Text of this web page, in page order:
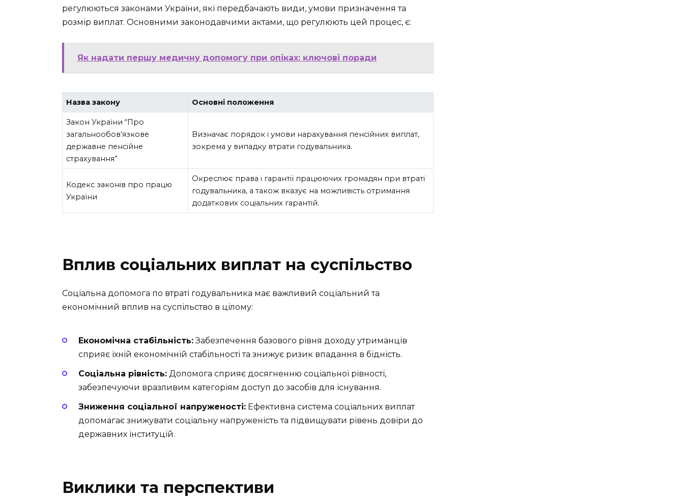
регулюються законами України, які передбачають види, умови призначення та
розмір виплат. Основними законодавчими актами, що регулюють цей процес, є:
Як надати першу медичну допомогу при опіках: ключові поради
Назва закону Основні положення
Закон України “Про
загальнообов’язкове
державне пенсійне
страхування”
Визначає порядок і умови нарахування пенсійних виплат,
зокрема у випадку втрати годувальника.
Кодекс законів про працю
України
Окреслює права і гарантії працюючих громадян при втраті
годувальника, а також вказує на можливість отримання
додаткових соціальних гарантій.
Вплив соціальних виплат на суспільство
Соціальна допомога по втраті годувальника має важливий соціальний та
економічний вплив на суспільство в цілому:
Економічна стабільність:Забезпечення базового рівня доходу утриманців
сприяє їхній економічній стабільності та знижує ризик впадання в бідність.
Соціальна рівність: Допомога сприяє досягненню соціальної рівності,
забезпечуючи вразливим категоріям доступ до засобів для існування.
Зниження соціальної напруженості: Ефективна система соціальних виплат
допомагає знижувати соціальну напруженість та підвищувати рівень довіри до
державних інституцій.
Виклики та перспективи